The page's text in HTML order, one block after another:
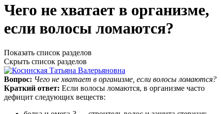
Чего не хватает в организме,
если волосы ломаются?
Показать список разделов
Скрыть список разделов
Вопрос: Чего не хватает в организме, если волосы ломаются?
Краткий ответ: Если волосы ломаются, в организме часто
дефицит следующих веществ: